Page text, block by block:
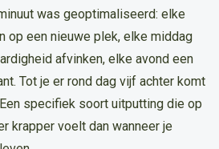
was geoptimaliseerd: elke
op een nieuwe plek, elke middag
afvinken, elke avond een
Tot je er rond dag vijf achter komt
specifiek soort uitputting die op
krapper voelt dan wanneer je